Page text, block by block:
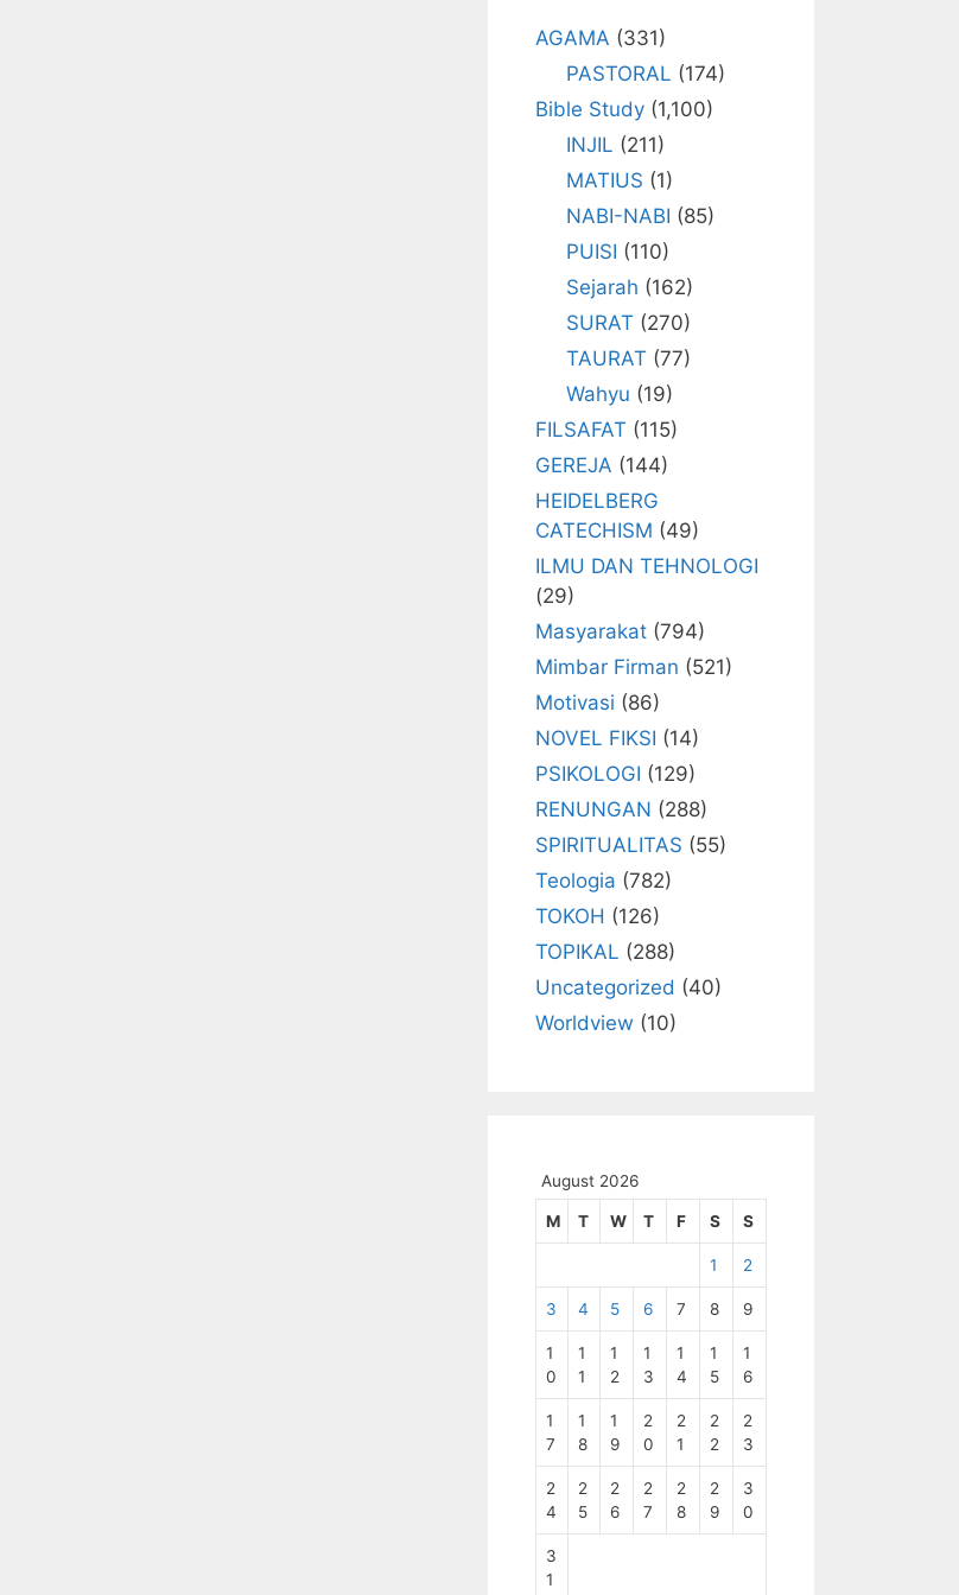
AGAMA (331)
PASTORAL (174)
Bible Study (1,100)
INJIL (211)
MATIUS (1)
NABI-NABI (85)
PUISI (110)
Sejarah (162)
SURAT (270)
TAURAT (77)
Wahyu (19)
FILSAFAT (115)
GEREJA (144)
HEIDELBERG
CATECHISM (49)
ILMU DAN TEHNOLOGI
(29)
Masyarakat (794)
Mimbar Firman (521)
Motivasi (86)
NOVEL FIKSI (14)
PSIKOLOGI (129)
RENUNGAN (288)
SPIRITUALITAS (55)
Teologia (782)
TOKOH (126)
TOPIKAL (288)
Uncategorized (40)
Worldview (10)
August 2026
M T W T F S S
1 2
3 4 5 6 7 8 9
1
0
1
1
1
2
1
3
1
4
1
5
1
6
1
7
1
8
1
9
2
0
2
1
2
2
2
3
2
4
2
5
2
6
2
7
2
8
2
9
3
0
3
1